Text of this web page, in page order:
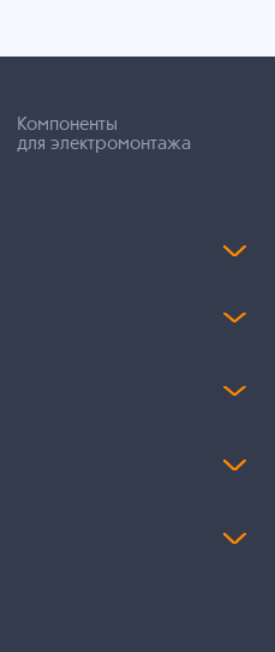
Компоненты
для электромонтажа